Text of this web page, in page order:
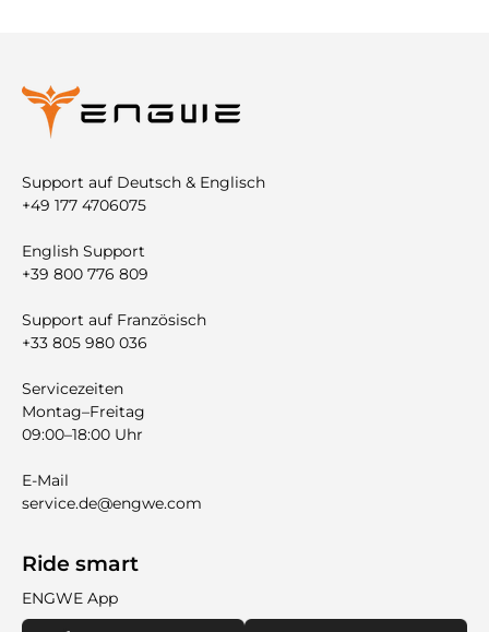
Support auf Deutsch & Englisch
+49 177 4706075
English Support
+39 800 776 809
Support auf Französisch
+33 805 980 036
Servicezeiten
Montag–Freitag
09:00–18:00 Uhr
E-Mail
service.de@engwe.com
Ride smart
ENGWE App